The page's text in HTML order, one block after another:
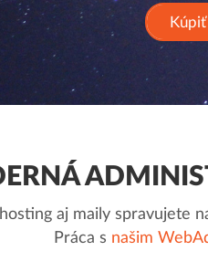
aj maily spravujete
Práca s našim